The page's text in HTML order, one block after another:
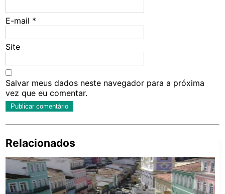
E-mail *
Site
Salvar meus dados neste navegador para a próxima
vez que eu comentar.
Relacionados